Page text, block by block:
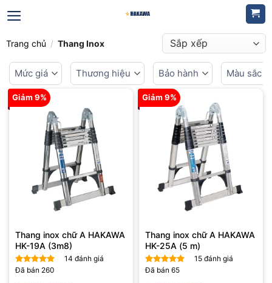
qua
dung
Trang chủ / Thang Inox
Mức giá Thương hiệu Bảo hành Màu sắc
Giảm 9%
Thang inox chữ A HAKAWA
HK-19A (3m8)
Được xếp
14 đánh giá
Đã bán 260
Giảm 9%
Thang inox chữ A HAKAWA
HK-25A (5 m)
Được xếp
15đánh giá
Đã bán 65